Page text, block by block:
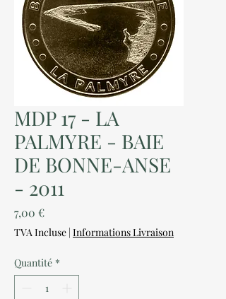
MDP 17 - LA
PALMYRE - BAIE
DE BONNE-ANSE
- 2011
7,00 €Prix
TVA Incluse | Informations Livraison
Quantité *